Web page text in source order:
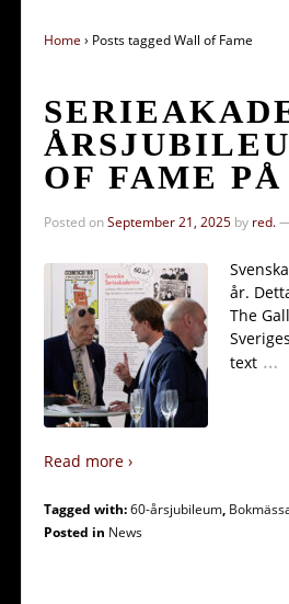
Home › Posts tagged Wall of Fame
OF FAME
Posted onSeptember 21, 2025 by red.
år.
The
text …
Read more ›
Tagged with:60-årsjubileum,
Posted in News